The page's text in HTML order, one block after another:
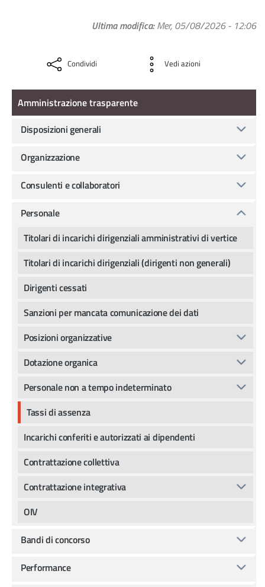
Ultima modifica Mer, 05/08/2026 - 12:06
Condividi Vedi azioni
Amministrazione Trasparente
Amministrazione trasparente
Disposizioni generali
Organizzazione
Consulenti e collaboratori
Personale
Titolari di incarichi dirigenziali amministrativi di vertice
Titolari di incarichi dirigenziali (dirigenti non generali)
Dirigenti cessati
Sanzioni per mancata comunicazione dei dati
Posizioni organizzative
Dotazione organica
Personale non a tempo indeterminato
Tassi di assenza
Incarichi conferiti e autorizzati ai dipendenti
Contrattazione collettiva
Contrattazione integrativa
OIV
Bandi di concorso
Performance